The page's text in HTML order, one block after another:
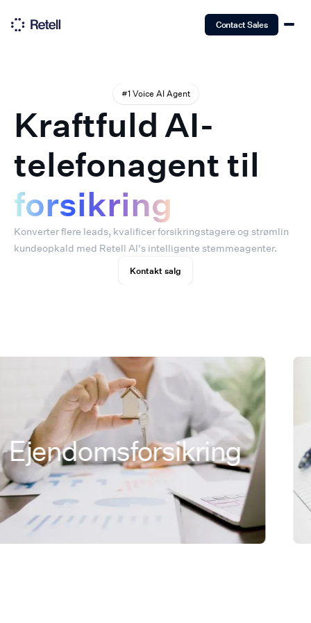
Contact Sales
#1 Voice AI Agent
Kraftfuld AI-
telefonagent til
forsikring
Konverter flere leads, kvalificer forsikringstagere og strømlin
kundeopkald med Retell AI's intelligente stemmeagenter.
Kontakt salg